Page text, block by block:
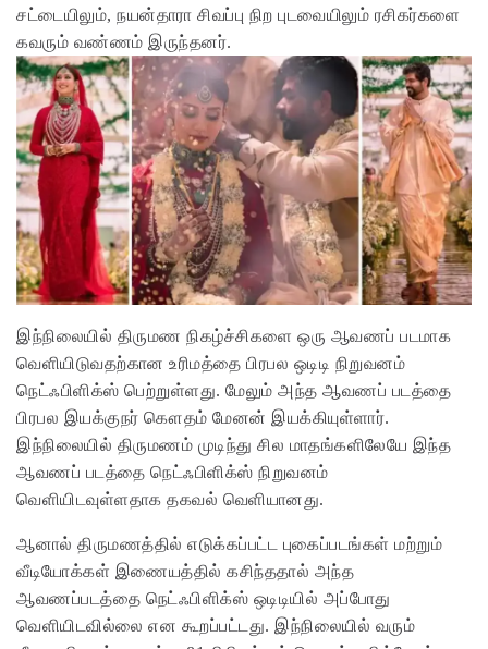
சட்டையிலும், நயன்தாரா சிவப்பு நிற புடவையிலும் ரசிகர்களை
கவரும் வண்ணம் இருந்தனர்.
இந்நிலையில் திருமண நிகழ்ச்சிகளை ஒரு ஆவணப் படமாக
வெளியிடுவதற்கான உரிமத்தை பிரபல ஒடிடி நிறுவனம்
நெட்ஃபிளிக்ஸ் பெற்றுள்ளது. மேலும் அந்த ஆவணப் படத்தை
பிரபல இயக்குநர் கௌதம் மேனன் இயக்கியுள்ளார்.
இந்நிலையில் திருமணம் முடிந்து சில மாதங்களிலேயே இந்த
ஆவணப் படத்தை நெட்ஃபிளிக்ஸ் நிறுவனம்
வெளியிடவுள்ளதாக தகவல் வெளியானது.
ஆனால் திருமணத்தில் எடுக்கப்பட்ட புகைப்படங்கள் மற்றும்
வீடியோக்கள் இணையத்தில் கசிந்ததால் அந்த
ஆவணப்படத்தை நெட்ஃபிளிக்ஸ் ஒடிடியில் அப்போது
வெளியிடவில்லை என கூறப்பட்டது. இந்நிலையில் வரும்